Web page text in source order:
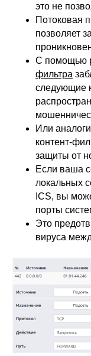
это не
Потоковая
позволяет
С помощью
фильтра
следующие
Или
контент-
защиты от
Если ваша
локальных
ICS, вы
порты
Это
вируса